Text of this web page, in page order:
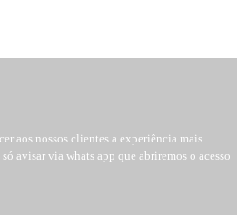
aos nossos clientes a experiência mais
avisar via whats app que abriremos o acesso